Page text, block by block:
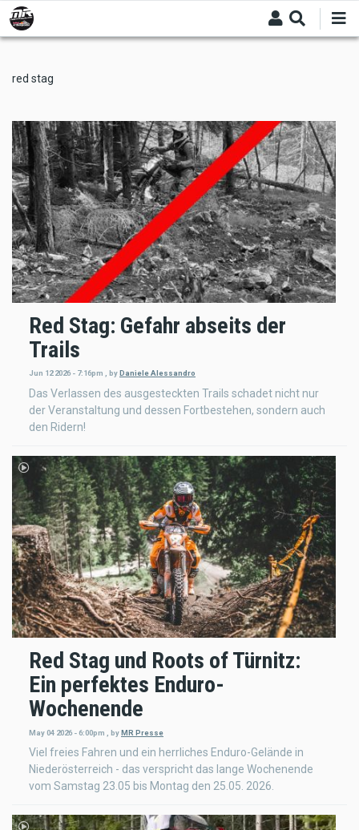
Skip
to
main
red stag
Red Stag: Gefahr abseits der
Trails
Jun 12 2026 - 7:16pm , by Daniele Alessandro
Das Verlassen des ausgesteckten Trails schadet nicht nur
der Veranstaltung und dessen Fortbestehen, sondern auch
den Ridern!
Red Stag und Roots of Türnitz:
Ein perfektes Enduro-
Wochenende
May 04 2026 - 6:00pm byMR Presse
Viel freies Fahren und ein herrliches Enduro-Gelände in
Niederösterreich - das verspricht das lange Wochenende
vom Samstag 23.05 bis Montag den 25.05. 2026.